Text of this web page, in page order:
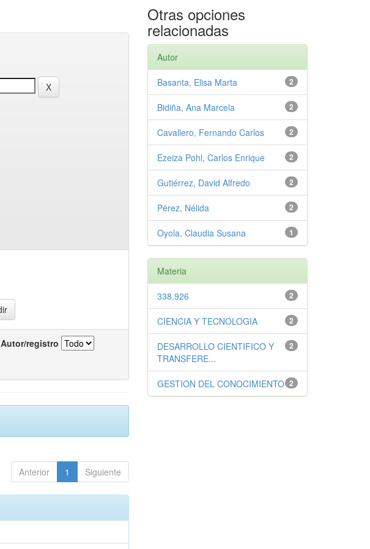
Autor/registro
Anterior 1 Siguiente
Otras opciones
relacionadas
Autor
2
Basanta, Elisa Marta
2
Bidiña, Ana Marcela
2
Cavallero, Fernando Carlos
2
Ezeiza Pohl, Carlos Enrique
2
Gutiérrez, David Alfredo
2
Pérez, Nélida
1
Oyola, Claudia Susana
Materia
2
338.926
2
CIENCIA Y TECNOLOGIA
2
DESARROLLO CIENTIFICO Y
TRANSFERE...
2
GESTION DEL CONOCIMIENTO